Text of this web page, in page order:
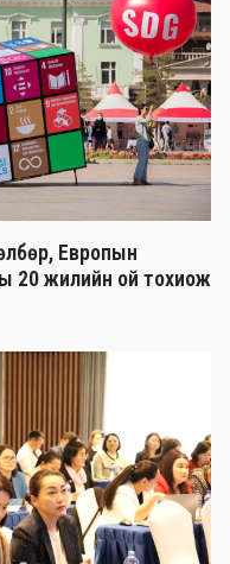
Европын
20 жилийн ой тохиож